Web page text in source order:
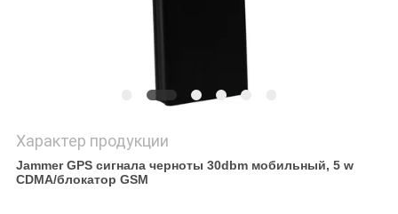
Характер продукции
Jammer GPS сигнала черноты 30dbm мобильный, 5 w
CDMA/блокатор GSM